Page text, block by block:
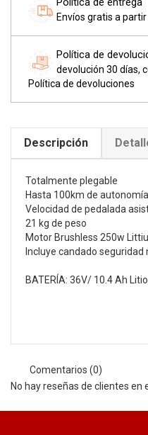
Envíos gratis a
Política de
devolución 30 días,
Política de devoluciones
Descripción
Totalmente plegable
Hasta 100km de autonomía
Velocidad de pedalada
21 kg de peso
Motor Brushless 250w
Incluye candado seguridad
BATERÍA: 36V/ 10.4 Ah
Comentarios (0)
No hay reseñas de clientes en